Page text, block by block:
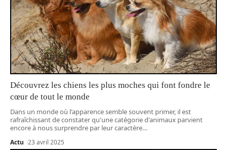
Découvrez les chiens les plus moches qui font fondre le
cœur de tout le monde
Dans un monde où l'apparence semble souvent primer, il est
rafraîchissant de constater qu'une catégorie d'animaux parvient
encore à nous surprendre par leur caractère…
Actu 23 avril 2025